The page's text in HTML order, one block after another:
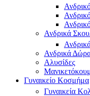
Ανδρικά
Ανδρικά
Αλυσίδες
Γυναικείο Κοσμήμα
Γυναικεία